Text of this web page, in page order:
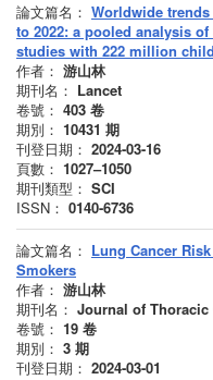
論文篇名： Worldwide
to 2022: a pooled analysis
studies with 222 million
作者： 游山林
期刊名： Lancet
卷號： 403 卷
期別： 10431 期
刊登日期： 2024-03-16
頁數： 1027–1050
期刊類型： SCI
ISSN： 0140-6736
論文篇名： Lung Cancer
Smokers
作者： 游山林
期刊名： Journal of
卷號： 19 卷
期別： 3 期
刊登日期： 2024-03-01